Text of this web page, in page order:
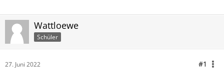
Wattloewe
Schüler
27. Juni 2022 #1